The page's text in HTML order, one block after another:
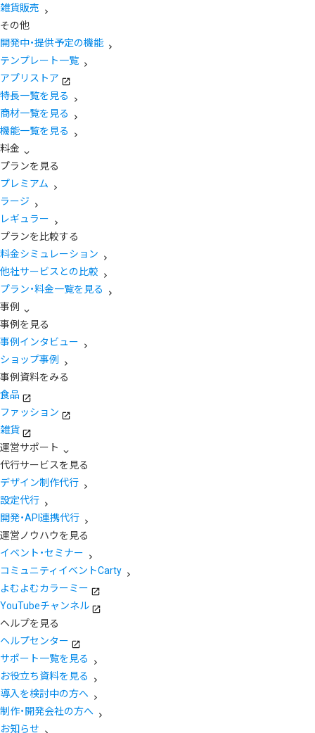
雑貨販売
その他
開発中・提供予定の機能
テンプレート一覧
アプリストア
特長一覧を見る
商材一覧を見る
機能一覧を見る
料金
プランを見る
プレミアム
ラージ
レギュラー
プランを比較する
料金シミュレーション
他社サービスとの比較
プラン・料金一覧を見る
事例
事例を見る
事例インタビュー
ショップ事例
事例資料をみる
食品
ファッション
雑貨
運営サポート
代行サービスを見る
デザイン制作代行
設定代行
開発・API連携代行
運営ノウハウを見る
イベント・セミナー
コミュニティイベントCarty
よむよむカラーミー
YouTubeチャンネル
ヘルプを見る
ヘルプセンター
サポート一覧を見る
お役立ち資料を見る
導入を検討中の方へ
制作・開発会社の方へ
お知らせ